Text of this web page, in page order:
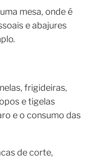
mesa, onde é
e abajures
frigideiras,
e tigelas
e o consumo das
de corte,